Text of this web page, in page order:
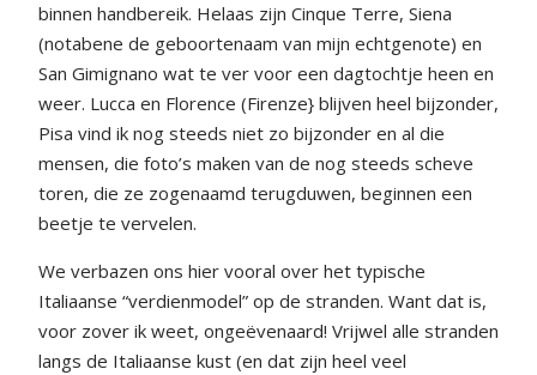
binnen handbereik. Helaas zijn Cinque Terre, Siena
(notabene de geboortenaam van mijn echtgenote) en
San Gimignano wat te ver voor een dagtochtje heen en
weer. Lucca en Florence (Firenze} blijven heel bijzonder,
Pisa vind ik nog steeds niet zo bijzonder en al die
mensen, die foto’s maken van de nog steeds scheve
toren, die ze zogenaamd terugduwen, beginnen een
beetje te vervelen.
We verbazen ons hier vooral over het typische
Italiaanse “verdienmodel” op de stranden. Want dat is,
voor zover ik weet, ongeëvenaard! Vrijwel alle stranden
langs de Italiaanse kust (en dat zijn heel veel